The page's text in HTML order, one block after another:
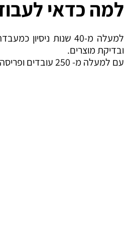
למה כדאי
למעלה מ-40 שנות ניסיון כמעבדה
ובדיקת מוצרים.
עם למעלה מ- 250 עובדים ופריסה ארצית